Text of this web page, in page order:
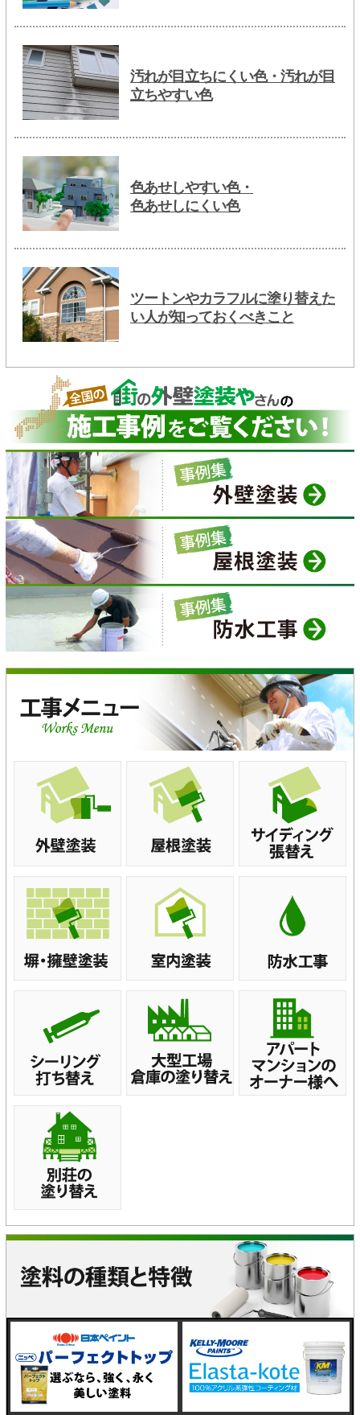
汚れが目立ちにくい色・汚れが目
立ちやすい色
色あせしやすい色・
色あせしにくい色
ツートンやカラフルに塗り替えた
い人が知っておくべきこと